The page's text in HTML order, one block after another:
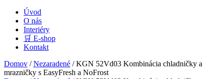
Úvod
O nás
Interiéry
🛒 E-shop
Kontakt
Domov /Nezaradené / KGN 52Vd03 Kombinácia chladničky a
mrazničky s EasyFresh a NoFrost